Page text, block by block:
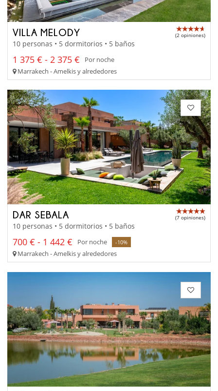
VILLA MELODY (2 opiniones)
10 personas • 5 dormitorios • 5 baños
1 375 € - 2 375 €
Por noche
Marrakech - Amelkis y alrededores
DAR SEBALA (7 opiniones)
10 personas • 5 dormitorios • 5 baños
700 € - 1 442 € Por noche -10%
Marrakech - Amelkis y alrededores